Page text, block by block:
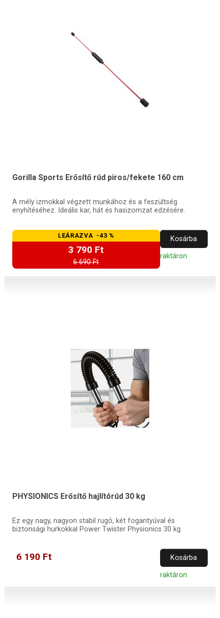
Gorilla Sports Erősítő rúd piros/fekete 160 cm
A mély izmokkal végzett munkához és a feszültség
enyhítéséhez. Ideális kar, hát és hasizomzat edzésére.
LEÁRAZVA -43 %
3 790 Ft
6 690 Ft
Kosárba
raktáron
PHYSIONICS Erősítő hajlítórúd 30 kg
Ez egy nagy, nagyon stabil rugó, két fogantyúval és
biztonsági hurkokkal Power Twister Physionics 30 kg
6 190 Ft Kosárba
raktáron